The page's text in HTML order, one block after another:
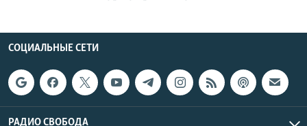
СОЦИАЛЬНЫЕ СЕТИ
РАДИО СВОБОДА